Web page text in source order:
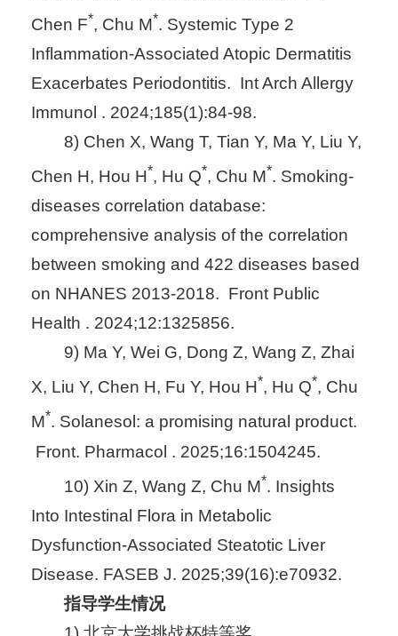
Chen F*, Chu M*. Systemic Type 2
Inflammation-Associated Atopic Dermatitis
Exacerbates Periodontitis. Int Arch Allergy
Immunol . 2024;185(1):84-98.
8) Chen X, Wang T, Tian Y, Ma Y, Liu Y,
Chen H, Hou H*, Hu Q*, Chu M*. Smoking-
diseases correlation database:
comprehensive analysis of the correlation
between smoking and 422 diseases based
on NHANES 2013-2018. Front Public
Health . 2024;12:1325856.
9) Ma Y, Wei G, Dong Z, Wang Z, Zhai
X, Liu Y, Chen H, Fu Y, Hou H*, Hu Q*, Chu
M*. Solanesol: a promising natural product.
Front. Pharmacol . 2025;16:1504245.
10) Xin Z, Wang Z, Chu M*. Insights
Into Intestinal Flora in Metabolic
Dysfunction-Associated Steatotic Liver
Disease. FASEB J. 2025;39(16):e70932.
指导学生情况